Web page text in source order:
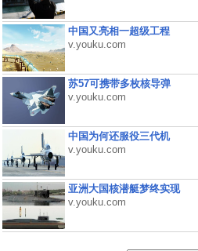
中国又亮相一超级工程
v.youku.com
苏57可携带多枚核导弹
v.youku.com
中国为何还服役三代机
v.youku.com
亚洲大国核潜艇梦终实现
v.youku.com